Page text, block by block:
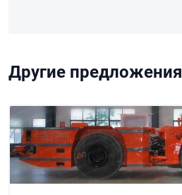
Другие предложения